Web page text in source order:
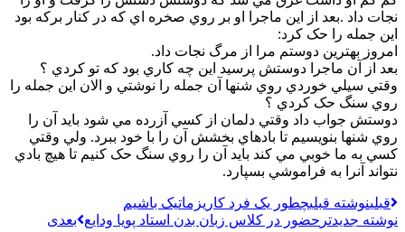
نجات داد .بعد از اين ماجرا او بر روي صخره اي که در کنار برکه بود
اين جمله را حک کرد:
امروز بهترين دوستم مرا از مرگ نجات داد.
بعد از آن ماجرا دوستش پرسيد اين چه کاري بود که تو کردي ؟
وقتي سيلي خوردي روي شنها آن جمله را نوشتي و الان اين جمله را
روي سنگ حک کردي ؟
دوستش جواب داد وقتي دلمان از کسي آزرده مي شود بايد آن را
روي شنها بنويسيم تا بادهاي بخشش آن را با خود ببرد. ولي وقتي
کسي به ما خوبي مي کند بايد آن را روي سنگ حک کنيم تا هيچ بادي
نتواند آنرا به فراموشي بسپارد.
قبلینوشته قبلیچطور یک فرد کاریزماتیک باشیم
نوشته جدیدتر حضور در کلاس زبان بدن استاد پویا ودایع بعدی